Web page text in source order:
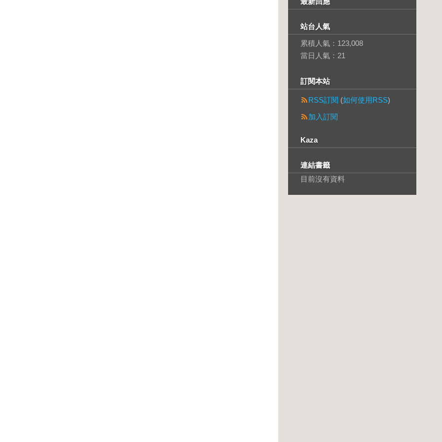
站台人氣
累積人氣： 123,008
當日人氣： 21
訂閱本站
RSS訂閱 (如何使用RSS)
加入訂閱
Kaza
連結書籤
目前沒有資料